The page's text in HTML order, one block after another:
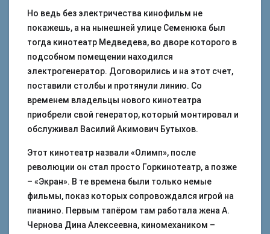
Но ведь без электричества кинофильм не
покажешь, а на нынешней улице Семенюка был
тогда кинотеатр Медведева, во дворе которого в
подсобном помещении находился
электрогенератор. Договорились и на этот счет,
поставили столбы и протянули линию. Со
временем владельцы нового кинотеатра
приобрели свой генератор, который монтировал и
обслуживал Василий Акимович Бутыхов.
Этот кинотеатр назвали «Олимп», после
революции он стал просто Горкинотеатр, а позже
– «Экран». В те времена были только немые
фильмы, показ которых сопровождался игрой на
пианино. Первым тапёром там работала жена А.
Чернова Дина Алексеевна, киномехаником –